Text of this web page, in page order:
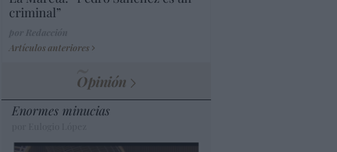
criminal”
Artículos anteriores
Opinión
Enormes minucias